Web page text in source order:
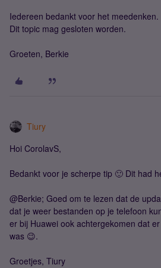
Iedereen bedankt voor het meedenken.
Dit topic mag gesloten worden.
Groeten, Berkie
Tiury
Hoi CorolavS,
Bedankt voor je scherpe tip 🙂 Dit had
@Berkie; Goed om te lezen dat de
dat je weer bestanden op je telefoon
er bij Huawei ook achtergekomen dat
was 😉.
Groetjes, Tiury